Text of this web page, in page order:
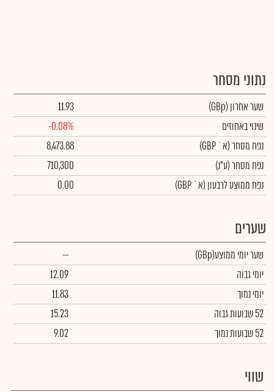
נתוני מסחר
שער אחרון (GBp)
11.93
שינוי באחוזים
-0.08%
נפח מסחר(א` GBP)
8,473.88
נפח מסחר(ע"נ)
710,300
נפח ממוצע לרבעון (א` GBP)
0.00
שערים
שער יומי ממוצע(GBp)
--
יומי גבוה
12.09
יומי נמוך
11.83
52 שבועות גבוה
15.23
52 שבועות נמוך
9.02
שווי